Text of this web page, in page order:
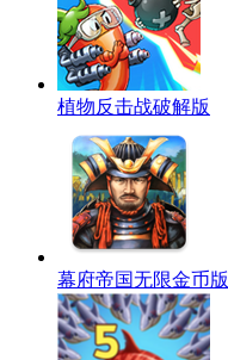
植物反击战破解版
幕府帝国无限金币版